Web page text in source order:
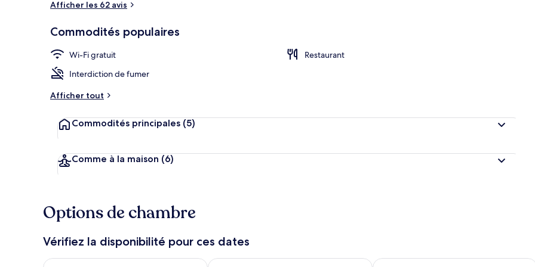
Afficher les 62 avis
Commodités populaires
Wi-Fi gratuit
Restaurant
Interdiction de fumer
Afficher tout
Commodités principales (5)
Comme à la maison (6)
Options de chambre
Vérifiez la disponibilité pour ces dates
Vérifier la disponibilité pour ce soir août 5 - août 6Vérifier la disponibilité pour demain août 6 - août 7Vérifier la disponibilité pour cette fin